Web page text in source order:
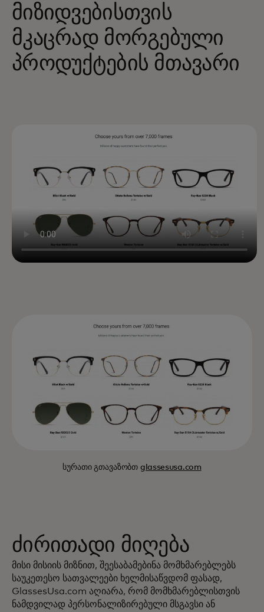
მიზიდვებისთვის
მკაცრად მორგებული
პროდუქტების მთავარი
სურათი გთავაზობთglassesusa.com
ძირითადი მიღება
მისი მისიის მიზნით, შეესაბამებინა მომხმარებლებს
საუკეთესო სათვალეები ხელმისაწვდომ ფასად,
GlassesUsa.com აღიარა, რომ მომხმარებლისთვის
ნამდვილად პერსონალიზირებული მსგავსი ან